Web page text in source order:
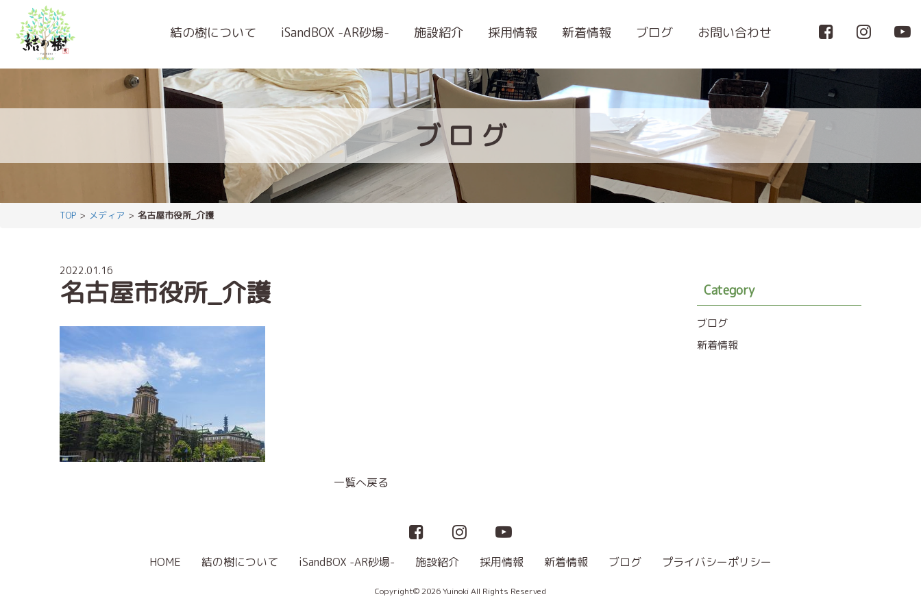
結の樹について iSandBOX -AR砂場- 施設紹介 採用情報 新着情報 ブログ お問い合わせ
ブロ グ
TOP メディア 名古屋市役所_介護
2022.01.16
名古屋市役所_介護
一覧へ戻る
Category
ブログ
新着情報
HOME 結の樹について iSandBOX -AR砂場- 施設紹介 採用情報 新着情報 ブログ プライバシーポリシー
Copyright© 2026 Yuinoki All Rights Reserved